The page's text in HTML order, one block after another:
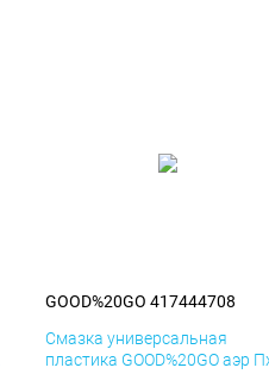
GOOD%20GO 417444708
Смазка универсальная
пластика GOOD%20GO аэр